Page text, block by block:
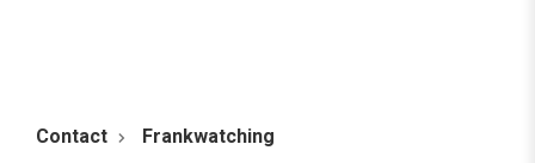
Contact Frankwatching